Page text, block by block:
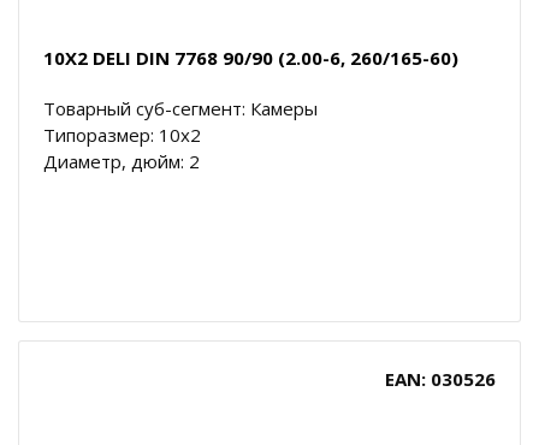
10X2 DELI DIN 7768 90/90 (2.00-6, 260/165-60)
Товарный суб-сегмент: Камеры
Типоразмер: 10x2
Диаметр, дюйм: 2
EAN: 030526